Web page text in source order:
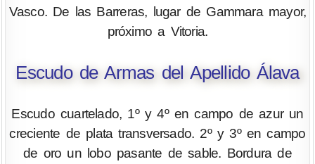
Vasco. De las Barreras, lugar de Gammara mayor,
próximo a Vitoria.
Escudo de Armas del Apellido Álava
Escudo cuartelado, 1º y 4º en campo de azur un
creciente de plata transversado. 2º y 3º en campo
de oro un lobo pasante de sable. Bordura de